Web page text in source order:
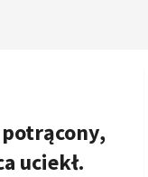
uciekł.